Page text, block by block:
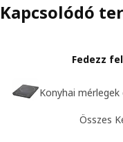
Kapcsolódó
Fedezz
Konyhai
Összes